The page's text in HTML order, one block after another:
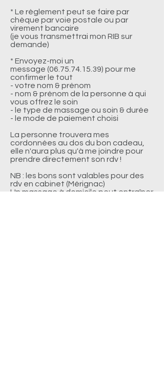
* Le règlement peut se faire par
chèque par voie postale ou par
virement bancaire
(je vous transmettrai mon RIB sur
demande)
* Envoyez-moi un
message (06.75.74.15.39) pour me
confirmer le tout
- votre nom & prénom
- nom & prénom de la personne à qui
vous offrez le soin
- le type de massage ou soin & durée
- le mode de paiement choisi
La personne trouvera mes
cordonnées au dos du bon cadeau,
elle n'aura plus qu'à me joindre pour
prendre directement son rdv !
NB : les bons sont valables pour des
rdv en cabinet (Mérignac)
Un massage à domicile peut entraîner